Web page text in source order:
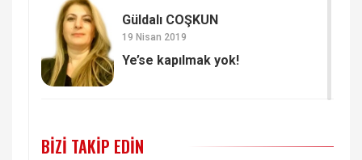
Güldalı COŞKUN
19 Nisan 2019
Ye’se kapılmak yok!
BIZI TAKIP EDIN